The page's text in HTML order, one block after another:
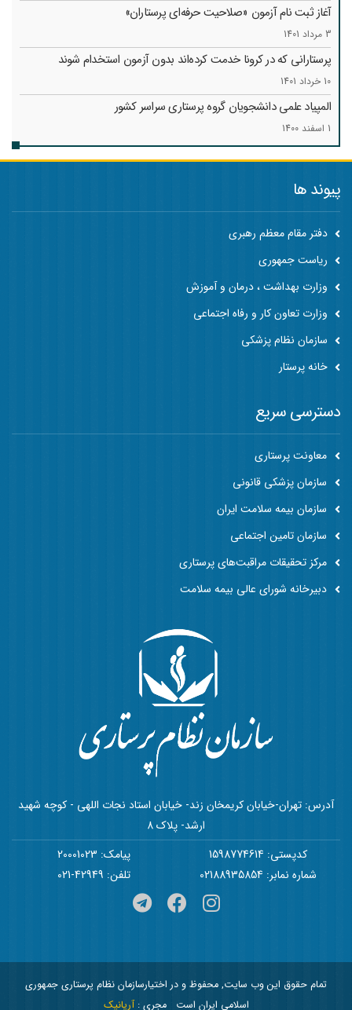
آغاز ثبت نام آزمون «صلاحیت حرفه‌ای پرستاران»
3 مرداد 1401
پرستارانی که در کرونا خدمت کرد‌ه‌اند بدون آزمون استخدام شوند
10 خرداد 1401
المپیاد علمی دانشجویان گروه پرستاری سراسر کشور
1 اسفند 1400
پیوند ها
دفتر مقام معظم رهبری
ریاست جمهوری
وزارت بهداشت ، درمان و آموزش
وزارت تعاون کار و رفاه اجتماعی
سازمان نظام پزشکی
خانه پرستار
آدرس: تهران-خیابان کریمخان زند- خیابان استاد نجات اللهی - کوچه شهید
ارشد- پلاک 8
کدپستی: 1598774614
پیامک: 20001023
شماره نمابر: 02188935854
تلفن: 42949-021
دسترسی سریع
معاونت پرستاری
سازمان پزشکی قانونی
سازمان بیمه سلامت ایران
سازمان تامین اجتماعی
مرکز تحقیقات مراقبت‌های پرستاری
دبیرخانه شورای عالی بیمه سلامت
تمام حقوق این وب سایت, محفوظ و در اختیارسازمان نظام پرستاری جمهوری
اسلامی ایران است
مجری :آریانیک